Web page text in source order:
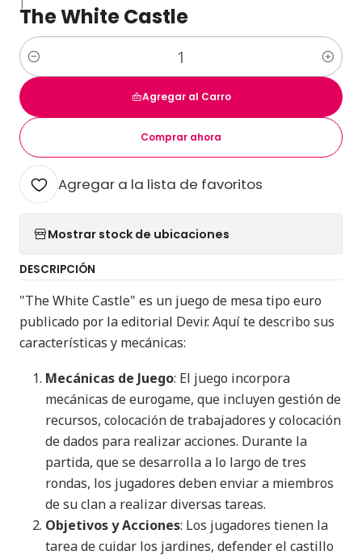
The White Castle
Cantidad
Agregar al Carro
Comprar ahora
Agregar a la lista de favoritos
Mostrar stock de ubicaciones
DESCRIPCIÓN
"The White Castle" es un juego de mesa tipo euro
publicado por la editorial Devir. Aquí te describo sus
características y mecánicas:
Mecánicas de Juego: El juego incorpora
mecánicas de eurogame, que incluyen gestión de
recursos, colocación de trabajadores y colocación
de dados para realizar acciones. Durante la
partida, que se desarrolla a lo largo de tres
rondas, los jugadores deben enviar a miembros
de su clan a realizar diversas tareas​​.
Objetivos y Acciones: Los jugadores tienen la
tarea de cuidar los jardines, defender el castillo